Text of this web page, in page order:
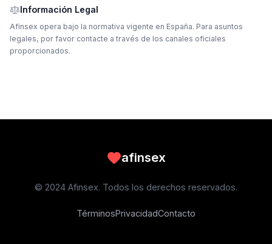
Información Legal
Afinsex opera bajo la normativa vigente en España. Para asuntos
legales, por favor contacte a través de los canales oficiales
proporcionados.
afinsex
© 2024 Afinsex. Todos los derechos reservados.
TérminosPrivacidadContacto